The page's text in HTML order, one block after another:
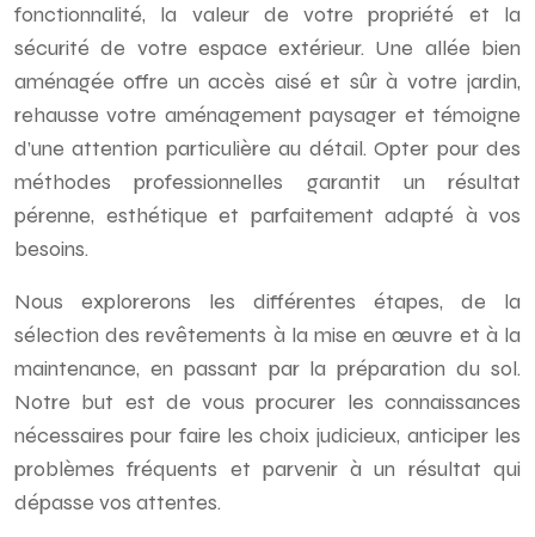
fonctionnalité, la valeur de votre propriété et la
sécurité de votre espace extérieur. Une allée bien
aménagée offre un accès aisé et sûr à votre jardin,
rehausse votre aménagement paysager et témoigne
d’une attention particulière au détail. Opter pour des
méthodes professionnelles garantit un résultat
pérenne, esthétique et parfaitement adapté à vos
besoins.
Nous explorerons les différentes étapes, de la
sélection des revêtements à la mise en œuvre et à la
maintenance, en passant par la préparation du sol.
Notre but est de vous procurer les connaissances
nécessaires pour faire les choix judicieux, anticiper les
problèmes fréquents et parvenir à un résultat qui
dépasse vos attentes.